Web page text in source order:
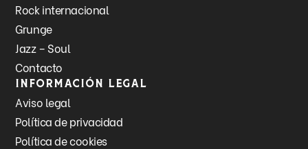
Rock internacional
Grunge
Jazz – Soul
Contacto
Información legal
Aviso legal
Política de privacidad
Política de cookies